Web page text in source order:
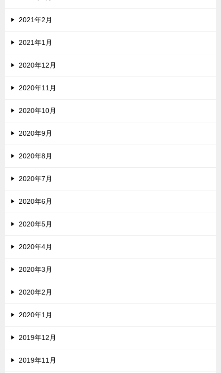
2021年2月
2021年1月
2020年12月
2020年11月
2020年10月
2020年9月
2020年8月
2020年7月
2020年6月
2020年5月
2020年4月
2020年3月
2020年2月
2020年1月
2019年12月
2019年11月